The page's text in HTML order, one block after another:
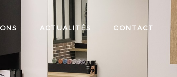
ACTUALITÉS CONTACT